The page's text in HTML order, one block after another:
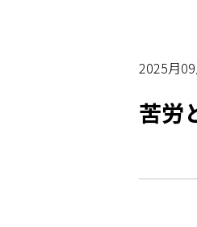
2025月
苦労